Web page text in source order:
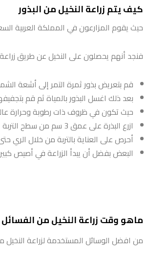
كيف يتم زراعة النخيل من البذور
حيث يقوم المزارعون في المملكة العربية
فنجد أنهم يحصلون على النخيل عن طريق
قم بتعريض بذور ثمرة التمر إلى أشعة
بعد ذلك اغسل البذور بالمياة ثم قم
حيث تكون في ظروف ذات رطوبة وحرارة
ازرع البذرة على عمق 3 سم من سطح التربة المناسبة.
أحرص على العناية بالتربة من خلال الري
البعض بفضل أن يبدأ الزراعة في أصيص كبير لذا عليهم ترك 1 متر بين كل بذرة والأخرى، وبعد أن تنمو البذرة قليلا
ماهو وقت زراعة النخيل من الفسائل
من افضل الوسائل المستخدمة لزراعة